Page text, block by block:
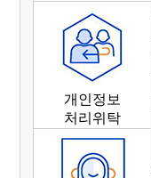
개인정보
처리위탁